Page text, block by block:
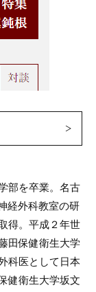
部を卒業。名古
経外科教室の研
得。平成２年世
田保健衛生大学
科医として日本
健衛生大学坂文